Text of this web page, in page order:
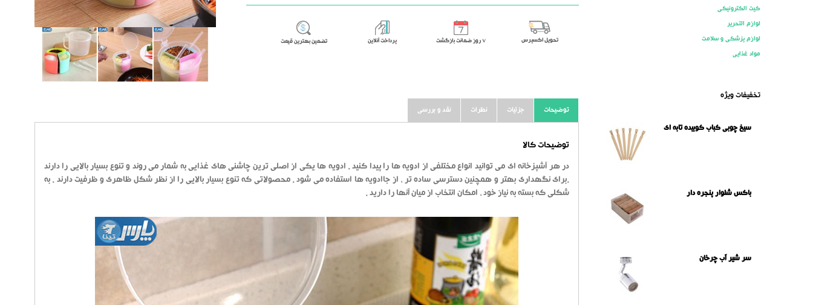
تحویل اکسپرس ٧ روز ضمانت بازگشت پرداخت آنلاین تضمین بهترین قیمت
توضیحات جزئیات نظرات نقد و بررسی
توضیحات کالا
در هر آشپزخانه ای می توانید انواع مختلفی از ادویه ها را پیدا کنید . ادویه ها یکی از اصلی ترین چاشنی های غذایی به شمار می روند و تنوع بسیار بالایی را دارند
.برای نگهداری بهتر و همچنین دسترسی ساده تر ، از جاادویه ها استفاده می شود . محصولاتی که تنوع بسیار بالایی را از نظر شکل ظاهری و ظرفیت دارند . به
شکلی که بسته به نیاز خود ، امکان انتخاب از میان آنها را دارید .
کیت الکترونیکی
لوازم التحریر
لوازم پزشکی و سلامت
مواد غذایی
تخفیفات ویژه
سیخ چوبی کباب کوبیده تابه ای
باکس شلوار پنجره دار
سر شیر آب چرخان